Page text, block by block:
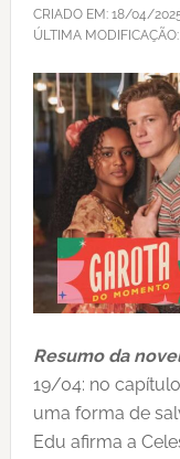
CRIADO EM: 18/04/
ÚLTIMA MODIFICAÇÃO:
Resumo da
19/04: no
uma forma de
Edu afirma a